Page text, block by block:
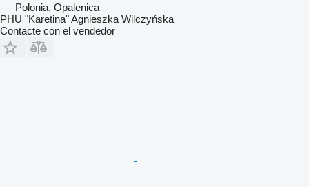
Polonia, Opalenica
PHU "Karetina" Agnieszka Wilczyńska
Contacte con el vendedor